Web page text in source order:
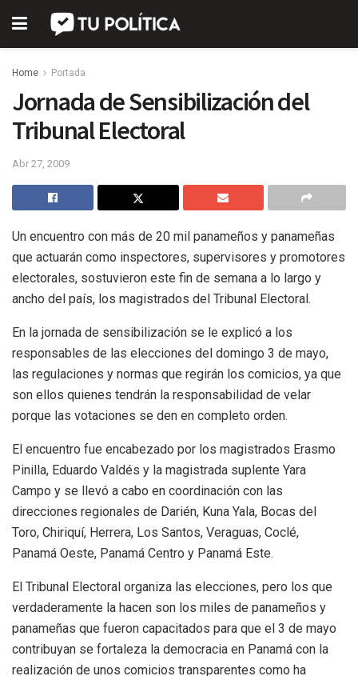
Home Portada
Jornada de Sensibilización del
Tribunal Electoral
Abr 27, 2009
Un encuentro con más de 20 mil panameños y panameñas
que actuarán como inspectores, supervisores y promotores
electorales, sostuvieron este fin de semana a lo largo y
ancho del país, los magistrados del Tribunal Electoral.
En la jornada de sensibilización se le explicó a los
responsables de las elecciones del domingo 3 de mayo,
las regulaciones y normas que regirán los comicios, ya que
son ellos quienes tendrán la responsabilidad de velar
porque las votaciones se den en completo orden.
El encuentro fue encabezado por los magistrados Erasmo
Pinilla, Eduardo Valdés y la magistrada suplente Yara
Campo y se llevó a cabo en coordinación con las
direcciones regionales de Darién, Kuna Yala, Bocas del
Toro, Chiriquí, Herrera, Los Santos, Veraguas, Coclé,
Panamá Oeste, Panamá Centro y Panamá Este.
El Tribunal Electoral organiza las elecciones, pero los que
verdaderamente la hacen son los miles de panameños y
panameñas que fueron capacitados para que el 3 de mayo
contribuyan se fortaleza la democracia en Panamá con la
realización de unos comicios transparentes como ha